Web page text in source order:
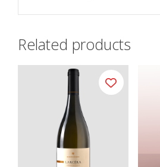
Related products